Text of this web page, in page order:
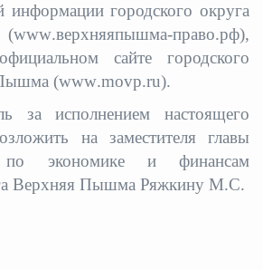
информации городского округа
(www.верхняяпышма-право.рф),
сайте городского
(www.movp.ru).
за исполнением настоящего
на заместителя главы
по экономике и финансам
Верхняя Пышма Ряжкину М.С.